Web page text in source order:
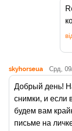
skyhorseua Срд,
Добрый день!
снимки, и если
будем вам
письме на